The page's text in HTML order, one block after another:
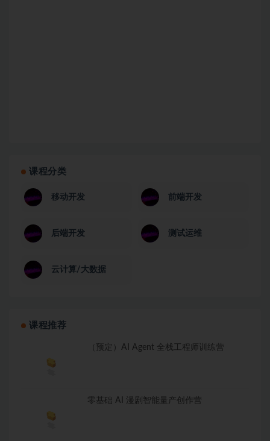
课程分类
移动开发 前端开发
后端开发 测试运维
云计算/大数据
课程推荐
（预定）AI Agent 全栈工程师训练营
零基础 AI 漫剧智能量产创作营